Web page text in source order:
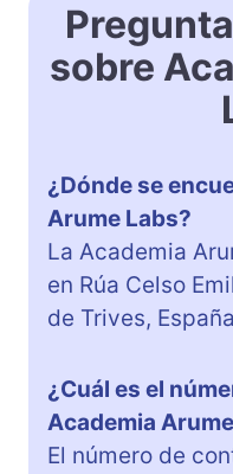
sobre
¿Dónde se
Arume Labs?
La Academia
en Rúa Celso
de Trives,
¿Cuál es el
Academia
El número de